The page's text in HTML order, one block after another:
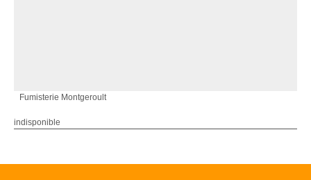
Fumisterie Montgeroult
indisponible